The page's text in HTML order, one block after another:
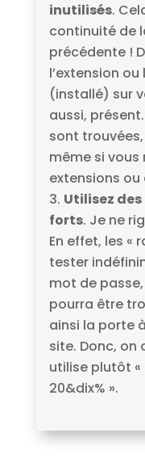
inutilisés.
continuité de
précédente !
l’extension
(installé) sur
aussi,
sont
même si vous
extensions ou
Utilisez
forts. Je ne
En effet, les «
tester
mot de
pourra être
ainsi la porte
site. Donc, on
utilise plutôt
20&dix% ».